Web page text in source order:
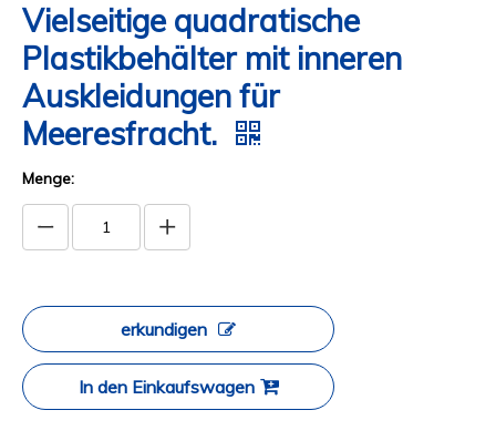
Vielseitige quadratische
Plastikbehälter mit inneren
Auskleidungen für
Meeresfracht.
Menge:
erkundigen
In den Einkaufswagen